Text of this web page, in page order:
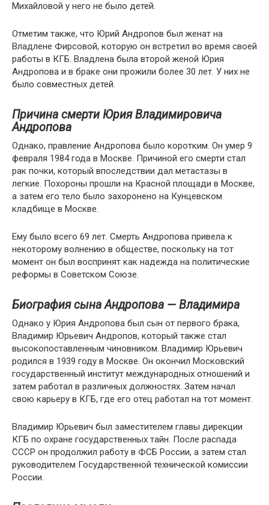
Михайловой у него не было детей.
Отметим также, что Юрий Андропов был женат на
Владлене Фирсовой, которую он встретил во время своей
работы в КГБ. Владлена была второй женой Юрия
Андропова и в браке они прожили более 30 лет. У них не
было совместных детей.
Причина смерти Юрия Владимировича
Андропова
Однако, правление Андропова было коротким. Он умер 9
февраля 1984 года в Москве. Причиной его смерти стал
рак почки, который впоследствии дал метастазы в
легкие. Похороны прошли на Красной площади в Москве,
а затем его тело было захоронено на Кунцевском
кладбище в Москве.
Ему было всего 69 лет. Смерть Андропова привела к
некоторому волнению в обществе, поскольку на тот
момент он был воспринят как надежда на политические
реформы в Советском Союзе.
Биография сына Андропова — Владимира
Однако у Юрия Андропова был сын от первого брака,
Владимир Юрьевич Андропов, который также стал
высокопоставленным чиновником. Владимир Юрьевич
родился в 1939 году в Москве. Он окончил Московский
государственный институт международных отношений и
затем работал в различных должностях. Затем начал
свою карьеру в КГБ, где его отец работал на тот момент.
Владимир Юрьевич был заместителем главы дирекции
КГБ по охране государственных тайн. После распада
СССР он продолжил работу в ФСБ России, а затем стал
руководителем Государственной технической комиссии
России.